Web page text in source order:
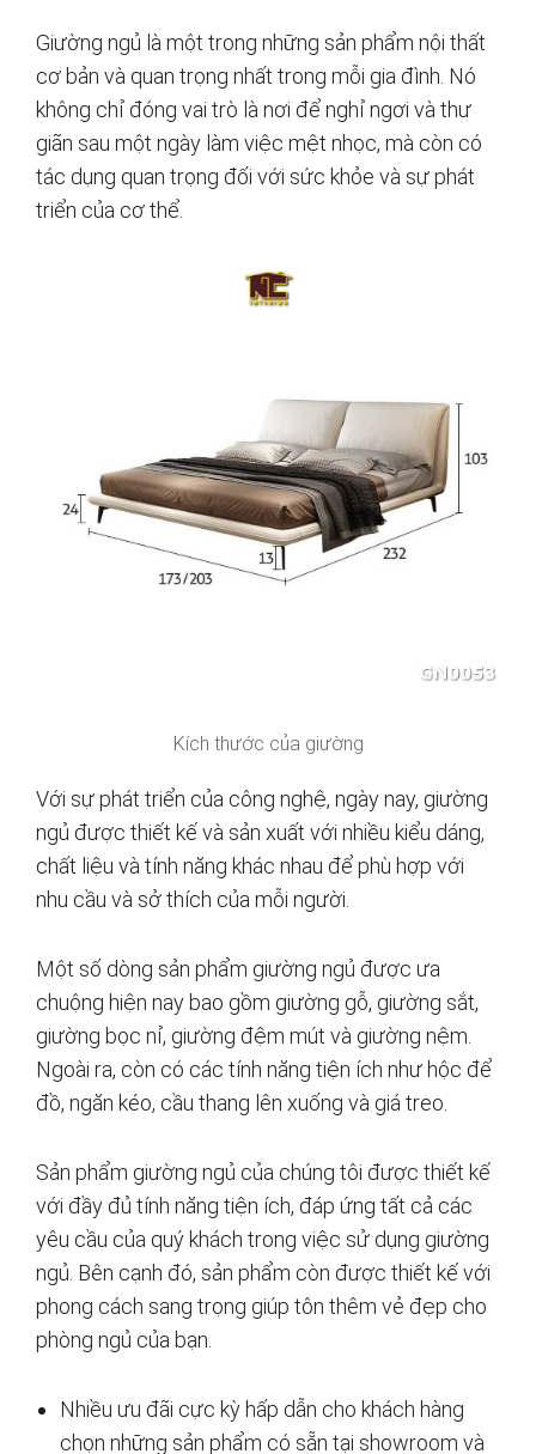
Giường ngủ là một trong những sản phẩm nội thất
cơ bản và quan trọng nhất trong mỗi gia đình. Nó
không chỉ đóng vai trò là nơi để nghỉ ngơi và thư
giãn sau một ngày làm việc mệt nhọc, mà còn có
tác dụng quan trọng đối với sức khỏe và sự phát
triển của cơ thể.
Kích thước của giường
Với sự phát triển của công nghệ, ngày nay, giường
ngủ được thiết kế và sản xuất với nhiều kiểu dáng,
chất liệu và tính năng khác nhau để phù hợp với
nhu cầu và sở thích của mỗi người.
Một số dòng sản phẩm giường ngủ được ưa
chuộng hiện nay bao gồm giường gỗ, giường sắt,
giường bọc nỉ, giường đệm mút và giường nệm.
Ngoài ra, còn có các tính năng tiện ích như hộc để
đồ, ngăn kéo, cầu thang lên xuống và giá treo.
Sản phẩm giường ngủ của chúng tôi được thiết kế
với đầy đủ tính năng tiện ích, đáp ứng tất cả các
yêu cầu của quý khách trong việc sử dụng giường
ngủ. Bên cạnh đó, sản phẩm còn được thiết kế với
phong cách sang trọng giúp tôn thêm vẻ đẹp cho
phòng ngủ của bạn.
Nhiều ưu đãi cực kỳ hấp dẫn cho khách hàng
chọn những sản phẩm có sẵn tại showroom và